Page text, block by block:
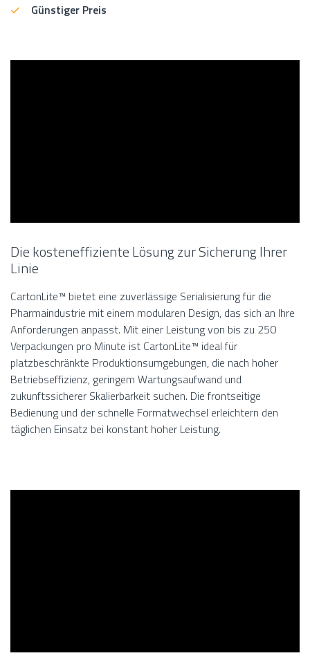
Günstiger Preis
Die kosteneffiziente Lösung zur Sicherung Ihrer
Linie
CartonLite™ bietet eine zuverlässige Serialisierung für die
Pharmaindustrie mit einem modularen Design, das sich an Ihre
Anforderungen anpasst. Mit einer Leistung von bis zu 250
Verpackungen pro Minute ist CartonLite™ ideal für
platzbeschränkte Produktionsumgebungen, die nach hoher
Betriebseffizienz, geringem Wartungsaufwand und
zukunftssicherer Skalierbarkeit suchen. Die frontseitige
Bedienung und der schnelle Formatwechsel erleichtern den
täglichen Einsatz bei konstant hoher Leistung.